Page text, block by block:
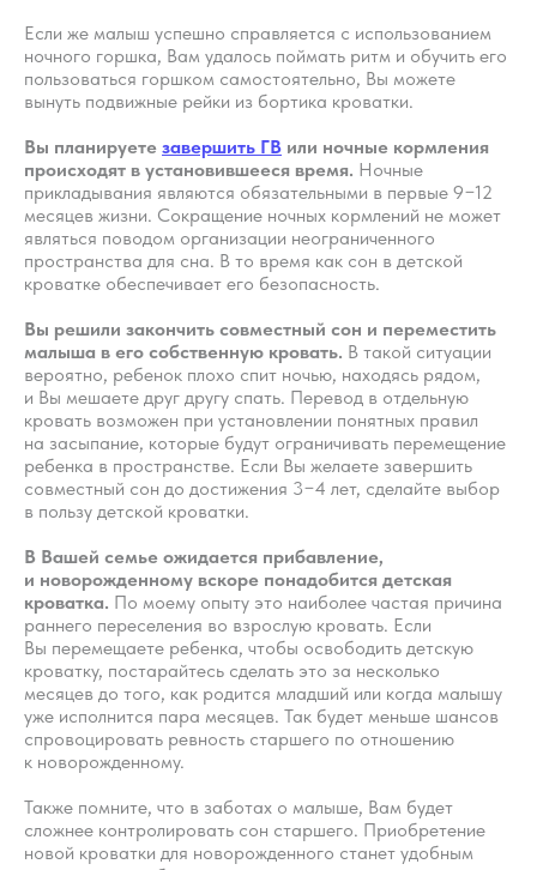
Если же малыш успешно справляется с использованием
ночного горшка, Вам удалось поймать ритм и обучить его
пользоваться горшком самостоятельно, Вы можете
вынуть подвижные рейки из бортика кроватки.​
Вы планируете завершить ГВ или ночные кормления
происходят в установившееся время. Ночные
прикладывания являются обязательными в первые 9−12
месяцев жизни. Сокращение ночных кормлений не может
являться поводом организации неограниченного
пространства для сна. В то время как сон в детской
кроватке обеспечивает его безопасность.​
Вы решили закончить совместный сон и переместить
малыша в его собственную кровать.​ В такой ситуации
вероятно, ребенок плохо спит ночью, находясь рядом,
и Вы мешаете друг другу спать. Перевод в отдельную
кровать возможен при установлении понятных правил
на засыпание, которые будут ограничивать перемещение
ребенка в пространстве. Если Вы желаете завершить
совместный сон до достижения 3−4 лет, сделайте выбор
в пользу детской кроватки.​
В Вашей семье ожидается прибавление,
и новорожденному вскоре понадобится детская
кроватка. По моему опыту это наиболее частая причина
раннего переселения во взрослую кровать. Если
Вы перемещаете ребенка, чтобы освободить детскую
кроватку, постарайтесь сделать это за несколько
месяцев до того, как родится младший или когда малышу
уже исполнится пара месяцев. Так будет меньше шансов
спровоцировать ревность старшего по отношению
к новорожденному. ​
Также помните, что в заботах о малыше, Вам будет
сложнее контролировать сон старшего. Приобретение
новой кроватки для новорожденного станет удобным